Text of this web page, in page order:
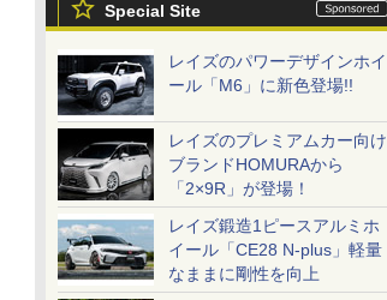
Special Site
レイズのパワーデザインホイ
ール「M6」に新色登場!!
レイズのプレミアムカー向け
ブランドHOMURAから
「2×9R」が登場！
レイズ鍛造1ピースアルミホ
イール「CE28 N-plus」軽量
なままに剛性を向上